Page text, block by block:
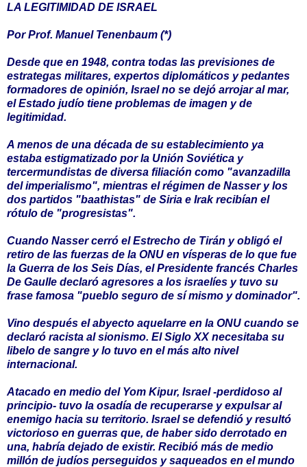
LA LEGITIMIDAD DE ISRAEL
Por Prof. Manuel Tenenbaum (*)
Desde que en 1948, contra todas las previsiones de
estrategas militares, expertos diplomáticos y pedantes
formadores de opinión, Israel no se dejó arrojar al mar,
el Estado judío tiene problemas de imagen y de
legitimidad.
A menos de una década de su establecimiento ya
estaba estigmatizado por la Unión Soviética y
tercermundistas de diversa filiación como "avanzadilla
del imperialismo", mientras el régimen de Nasser y los
dos partidos "baathistas" de Siria e Irak recibían el
rótulo de "progresistas".
Cuando Nasser cerró el Estrecho de Tirán y obligó el
retiro de las fuerzas de la ONU en vísperas de lo que fue
la Guerra de los Seis Días, el Presidente francés Charles
De Gaulle declaró agresores a los israelíes y tuvo su
frase famosa "pueblo seguro de sí mismo y dominador".
Vino después el abyecto aquelarre en la ONU cuando se
declaró racista al sionismo. El Siglo XX necesitaba su
libelo de sangre y lo tuvo en el más alto nivel
internacional.
Atacado en medio del Yom Kipur, Israel -perdidoso al
principio- tuvo la osadía de recuperarse y expulsar al
enemigo hacia su territorio. Israel se defendió y resultó
victorioso en guerras que, de haber sido derrotado en
una, habría dejado de existir. Recibió más de medio
millón de judíos perseguidos y saqueados en el mundo